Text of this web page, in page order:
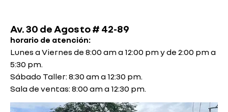
Av. 30 de Agosto # 42-89
horario de atención:
Lunes a Viernes de 8:00 am a 12:00 pm y de 2:00 pm a
5:30 pm.
Sábado Taller: 8:30 am a 12:30 pm.
Sala de ventas: 8:00 am a 12:30 pm.